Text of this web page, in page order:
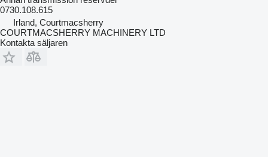
0730.108.615
Irland, Courtmacsherry
COURTMACSHERRY MACHINERY LTD
Kontakta säljaren